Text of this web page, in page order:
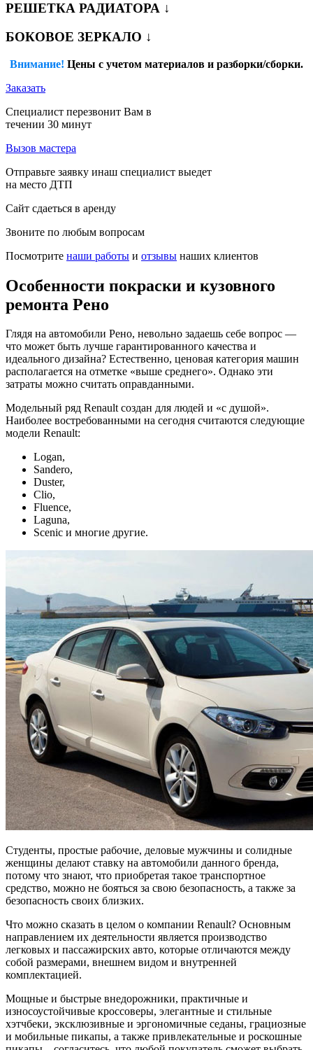
РЕШЕТКА РАДИАТОРА ↓
БОКОВОЕ ЗЕРКАЛО ↓
Внимание! Цены с учетом материалов и разборки/сборки.
Заказать
Специалист перезвонит Вам в
течении 30 минут
Вызов мастера
Отправьте заявку инаш специалист выедет
на место ДТП
Сайт сдаеться в аренду
Звоните по любым вопросам
Посмотрите наши работы и отзывы наших клиентов
Особенности покраски и кузовного
ремонта Рено
Глядя на автомобили Рено, невольно задаешь себе вопрос —
что может быть лучше гарантированного качества и
идеального дизайна? Естественно, ценовая категория машин
располагается на отметке «выше среднего». Однако эти
затраты можно считать оправданными.
Модельный ряд Renault создан для людей и «с душой».
Наиболее востребованными на сегодня считаются следующие
модели Renault:
Logan,
Sandero,
Duster,
Clio,
Fluence,
Laguna,
Scenic и многие другие.
Студенты, простые рабочие, деловые мужчины и солидные
женщины делают ставку на автомобили данного бренда,
потому что знают, что приобретая такое транспортное
средство, можно не бояться за свою безопасность, а также за
безопасность своих близких.
Что можно сказать в целом о компании Renault? Основным
направлением их деятельности является производство
легковых и пассажирских авто, которые отличаются между
собой размерами, внешнем видом и внутренней
комплектацией.
Мощные и быстрые внедорожники, практичные и
износоустойчивые кроссоверы, элегантные и стильные
хэтчбеки, эксклюзивные и эргономичные седаны, грациозные
и мобильные пикапы, а также привлекательные и роскошные